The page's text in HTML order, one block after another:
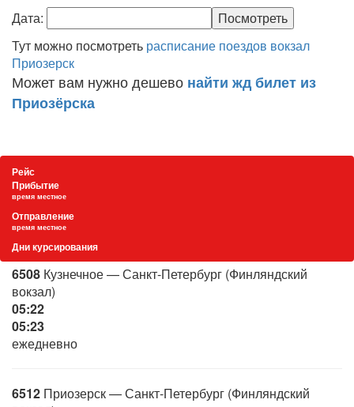
Дата:
Тут можно посмотреть расписание поездов вокзал
Приозерск
Может вам нужно дешево найти жд билет из
Приозёрска
Рейс
Прибытие
время местное
Отправление
время местное
Дни курсирования
6508 Кузнечное — Санкт-Петербург (Финляндский
вокзал)
05:22
05:23
ежедневно
6512 Приозерск — Санкт-Петербург (Финляндский